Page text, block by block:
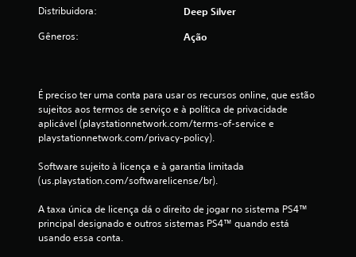
Distribuidora: Deep Silver
Gêneros: Ação
É preciso ter uma conta para usar os recursos online, que estão
sujeitos aos termos de serviço e à política de privacidade
aplicável (playstationnetwork.com/terms-of-service e
playstationnetwork.com/privacy-policy).
Software sujeito à licença e à garantia limitada
(us.playstation.com/softwarelicense/br).
A taxa única de licença dá o direito de jogar no sistema PS4™
principal designado e outros sistemas PS4™ quando está
usando essa conta.